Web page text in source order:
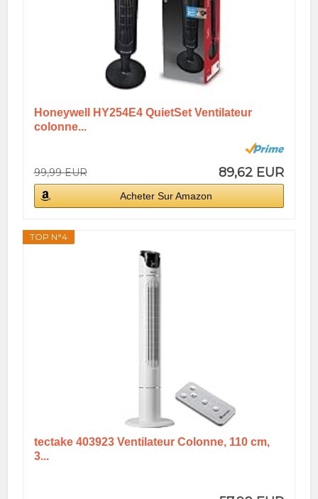
Honeywell HY254E4 QuietSet Ventilateur
colonne...
99,99 EUR 89,62 EUR
Acheter Sur Amazon
TOP N°4
tectake 403923 Ventilateur Colonne, 110 cm,
3...